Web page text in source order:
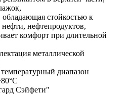
обладающая стойкостью к
нефтепродуктов,
комфорт при длительной
металлической
диапазон
Сэйфети"